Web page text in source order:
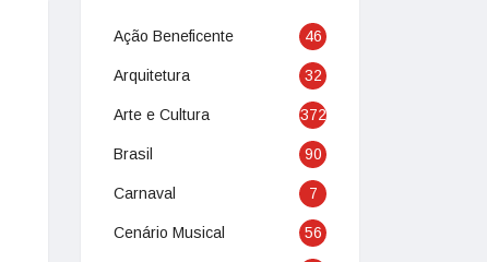
Ação Beneficente 46
Arquitetura 32
Arte e Cultura 372
Brasil 90
Carnaval 7
Cenário Musical 56